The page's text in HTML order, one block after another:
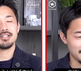
m
u
t
e